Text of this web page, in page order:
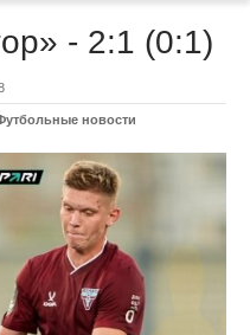
- 2:1 (0:1)
новости